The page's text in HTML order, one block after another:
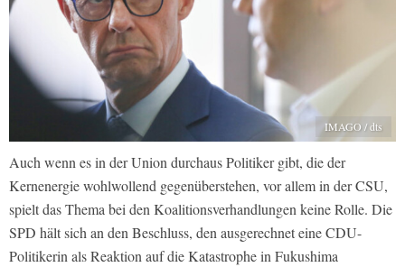
IMAGO / dts
Auch wenn es in der Union durchaus Politiker gibt, die der
Kernenergie wohlwollend gegenüberstehen, vor allem in der CSU,
spielt das Thema bei den Koalitionsverhandlungen keine Rolle. Die
SPD hält sich an den Beschluss, den ausgerechnet eine CDU-
Politikerin als Reaktion auf die Katastrophe in Fukushima